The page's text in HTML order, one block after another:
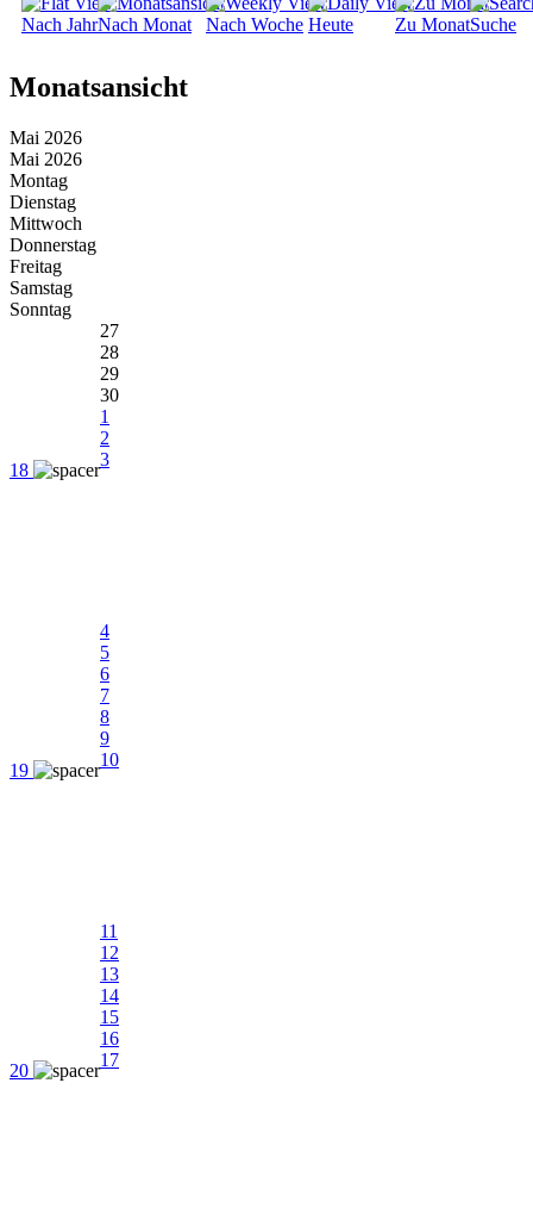
Nach JahrNach Monat Nach Woche Heute Zu MonatSuche
Monatsansicht
Mai 2026
Mai 2026
Montag
Dienstag
Mittwoch
Donnerstag
Freitag
Samstag
Sonntag
18
27
28
29
30
1
2
3
19
4
5
6
7
8
9
10
20
11
12
13
14
15
16
17